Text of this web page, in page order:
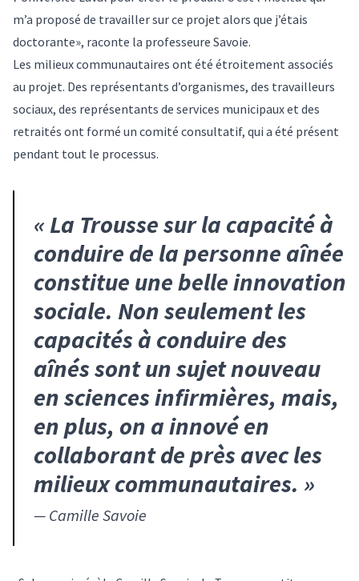
m’a proposé de travailler sur ce projet alors que j’étais
doctorante», raconte la professeure Savoie.
Les milieux communautaires ont été étroitement associés
au projet. Des représentants d’organismes, des travailleurs
sociaux, des représentants de services municipaux et des
retraités ont formé un comité consultatif, qui a été présent
pendant tout le processus.
« La Trousse sur la capacité à
conduire de la personne aînée
constitue une belle innovation
sociale. Non seulement les
capacités à conduire des
aînés sont un sujet nouveau
en sciences infirmières, mais,
en plus, on a innové en
collaborant de près avec les
milieux communautaires. »
— Camille Savoie